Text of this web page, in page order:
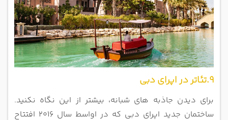
9.تئاتر در اپرای دبی
برای دیدن جاذبه های شبانه، بیشتر از این نگاه نکنید.
ساختمان جدید اپرای دبی که در اواسط سال 2016 افتتاح